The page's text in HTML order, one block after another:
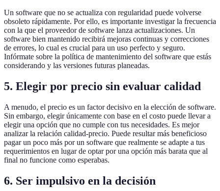
Un software que no se actualiza con regularidad puede volverse
obsoleto rápidamente. Por ello, es importante investigar la frecuencia
con la que el proveedor de software lanza actualizaciones. Un
software bien mantenido recibirá mejoras continuas y correcciones
de errores, lo cual es crucial para un uso perfecto y seguro.
Infórmate sobre la política de mantenimiento del software que estás
considerando y las versiones futuras planeadas.
5. Elegir por precio sin evaluar calidad
A menudo, el precio es un factor decisivo en la elección de software.
Sin embargo, elegir únicamente con base en el costo puede llevar a
elegir una opción que no cumple con tus necesidades. Es mejor
analizar la relación calidad-precio. Puede resultar más beneficioso
pagar un poco más por un software que realmente se adapte a tus
requerimientos en lugar de optar por una opción más barata que al
final no funcione como esperabas.
6. Ser impulsivo en la decisión